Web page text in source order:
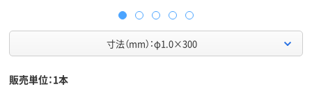
寸法（mm）：φ1.0×300
販売単位：1本